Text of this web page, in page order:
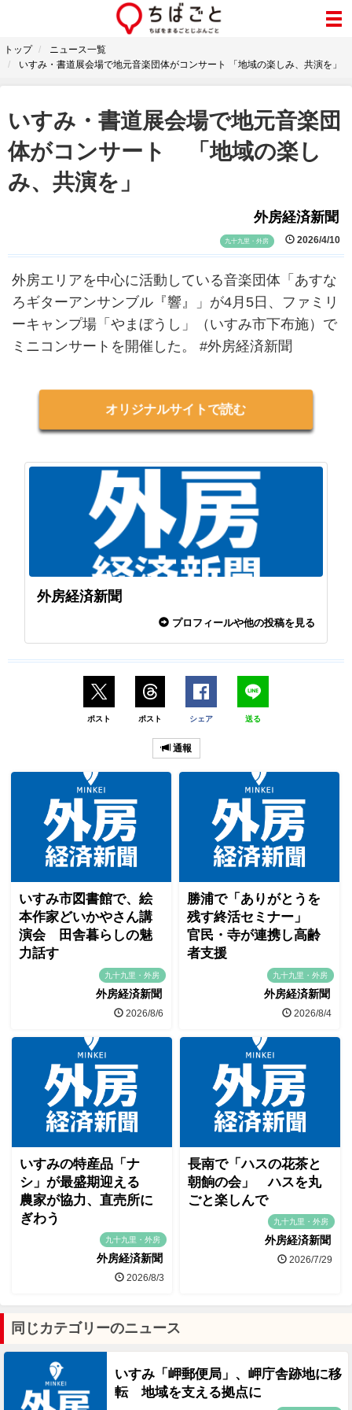
トップ
ニュース一覧
いすみ・書道展会場で地元音楽団体がコンサート 「地域の楽しみ、共演を」
いすみ・書道展会場で地元音楽団
体がコンサート 「地域の楽し
み、共演を」
外房経済新聞
九十九里・外房 2026/4/10
外房エリアを中心に活動している音楽団体「あすな
ろギターアンサンブル『響』」が4月5日、ファミリ
ーキャンプ場「やまぼうし」（いすみ市下布施）で
ミニコンサートを開催した。 #外房経済新聞
オリジナルサイトで読む
外房経済新聞
プロフィールや他の投稿を見る
ポスト ポスト シェア 送る
通報
いすみ市図書館で、絵
本作家どいかやさん講
演会 田舎暮らしの魅
力話す
九十九里・外房
外房経済新聞
2026/8/6
勝浦で「ありがとうを
残す終活セミナー」
官民・寺が連携し高齢
者支援
九十九里・外房
外房経済新聞
2026/8/4
いすみの特産品「ナ
シ」が最盛期迎える
農家が協力、直売所に
ぎわう
九十九里・外房
外房経済新聞
2026/8/3
長南で「ハスの花茶と
朝餉の会」 ハスを丸
ごと楽しんで
九十九里・外房
外房経済新聞
2026/7/29
同じカテゴリーのニュース
いすみ「岬郵便局」、岬庁舎跡地に移
転 地域を支える拠点に